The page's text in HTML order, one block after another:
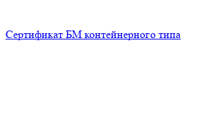
Сертификат БМ контейнерного типа